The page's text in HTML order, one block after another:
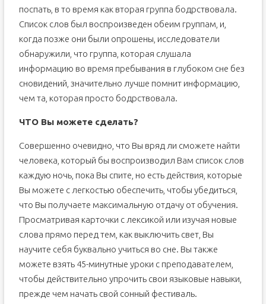
поспать, в то время как вторая группа бодрствовала.
Список слов был воспроизведен обеим группам, и,
когда позже они были опрошены, исследователи
обнаружили, что группа, которая слушала
информацию во время пребывания в глубоком сне без
сновидений, значительно лучше помнит информацию,
чем та, которая просто бодрствовала.
ЧТО Вы можете сделать?
Совершенно очевидно, что Вы вряд ли сможете найти
человека, который бы воспроизводил Вам список слов
каждую ночь, пока Вы спите, но есть действия, которые
Вы можете с легкостью обеспечить, чтобы убедиться,
что Вы получаете максимальную отдачу от обучения.
Просматривая карточки с лексикой или изучая новые
слова прямо перед тем, как выключить свет, Вы
научите себя буквально учиться во сне. Вы также
можете взять 45-минутные уроки с преподавателем,
чтобы действительно упрочить свои языковые навыки,
прежде чем начать свой сонный фестиваль.